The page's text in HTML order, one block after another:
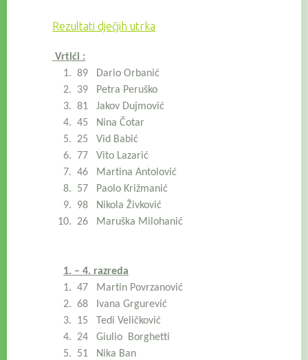
Rezultati dječjih utrka
Vrtići :
1. 89 Dario Orbanić
2. 39 Petra Peruško
3. 81 Jakov Dujmović
4. 45 Nina Čotar
5. 25 Vid Babić
6. 77 Vito Lazarić
7. 46 Martina Antolović
8. 57 Paolo Križmanić
9. 98 Nikola Živković
10. 26 Maruška Milohanić
1. – 4. razreda
1. 47 Martin Povrzanović
2. 68 Ivana Grgurević
3. 15 Tedi Veličković
4. 24 Giulio Borghetti
5. 51 Nika Ban